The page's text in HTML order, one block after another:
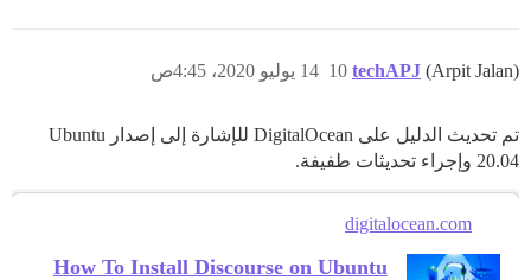
techAPJ (Arpit Jalan) 14 يوليو 2020، 4:45ص 10
تم تحديث الدليل على DigitalOcean للإشارة إلى إصدار Ubuntu
20.04 وإجراء تحديثات طفيفة.
digitalocean.com
How To Install Discourse on Ubuntu